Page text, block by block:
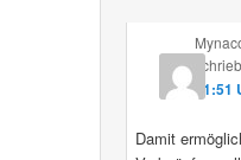
schrieb
21:51
Damit